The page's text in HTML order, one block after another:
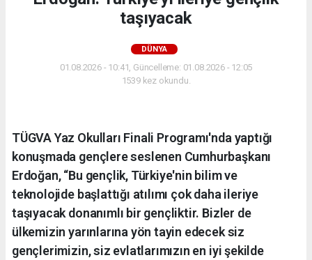
taşıyacak
DÜNYA
01.08.2026 - 10:41, Güncelleme: 01.08.2026 - 12:05
1539 kez okundu.
TÜGVA Yaz Okulları Finali Programı'nda yaptığı
konuşmada gençlere seslenen Cumhurbaşkanı
Erdoğan, “Bu gençlik, Türkiye'nin bilim ve
teknolojide başlattığı atılımı çok daha ileriye
taşıyacak donanımlı bir gençliktir. Bizler de
ülkemizin yarınlarına yön tayin edecek siz
gençlerimizin, siz evlatlarımızın en iyi şekilde